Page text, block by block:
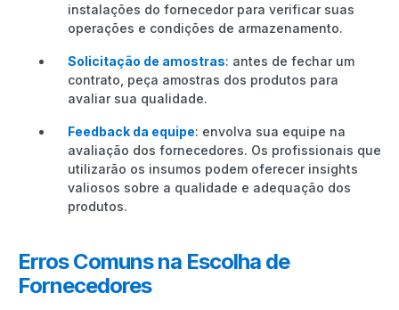
instalações do fornecedor para verificar suas
operações e condições de armazenamento.
Solicitação de amostras: antes de fechar um
contrato, peça amostras dos produtos para
avaliar sua qualidade.
Feedback da equipe: envolva sua equipe na
avaliação dos fornecedores. Os profissionais que
utilizarão os insumos podem oferecer insights
valiosos sobre a qualidade e adequação dos
produtos.
Erros Comuns na Escolha de
Fornecedores